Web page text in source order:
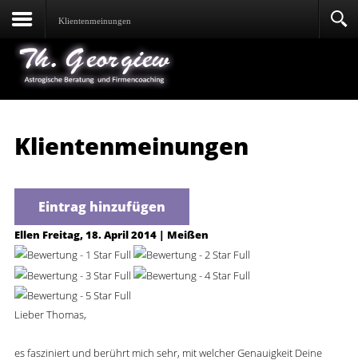
Klientenmeinungen
Klientenmeinungen
Eintrag hinzufügen
Ellen Freitag, 18. April 2014 | Meißen
Lieber Thomas,
es fasziniert und berührt mich sehr, mit welcher Genauigkeit Deine